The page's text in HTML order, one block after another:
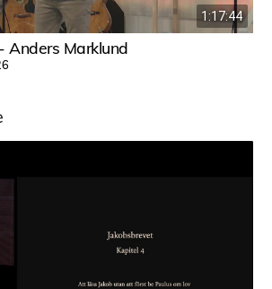
1:17:44
Anders Marklund